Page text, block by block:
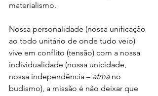
materialismo.
Nossa personalidade (nossa unificação
ao todo unitário de onde tudo veio)
vive em conflito (tensão) com a nossa
individualidade (nossa unicidade,
nossa independência – atma no
budismo), a missão é não deixar que